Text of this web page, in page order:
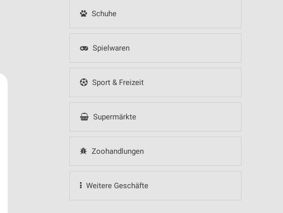
Schuhe
Spielwaren
Sport & Freizeit
Supermärkte
Zoohandlungen
Weitere Geschäfte